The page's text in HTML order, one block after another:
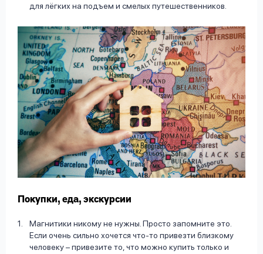
для лёгких на подъем и смелых путешественников.
Покупки, еда, экскурсии
Магнитики никому не нужны. Просто запомните это.
Если очень сильно хочется что-то привезти близкому
человеку – привезите то, что можно купить только и